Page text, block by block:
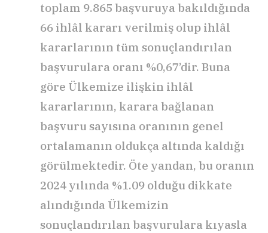
toplam 9.865 başvuruya bakıldığında
66 ihlâl kararı verilmiş olup ihlâl
kararlarının tüm sonuçlandırılan
başvurulara oranı %0,67’dir. Buna
göre Ülkemize ilişkin ihlâl
kararlarının, karara bağlanan
başvuru sayısına oranının genel
ortalamanın oldukça altında kaldığı
görülmektedir. Öte yandan, bu oranın
2024 yılında %1.09 olduğu dikkate
alındığında Ülkemizin
sonuçlandırılan başvurulara kıyasla